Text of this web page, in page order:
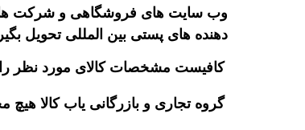
وب سایت های فروشگاهی و شرکت های
دهنده های پستی بین المللی تحویل
کافیست مشخصات کالای مورد نظر را
گروه تجاری و بازرگانی یاب کالا